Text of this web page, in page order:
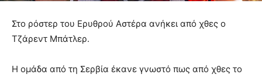
Στο ρόστερ του Ερυθρού Αστέρα ανήκει από χθες ο
Τζάρεντ Μπάτλερ.
Η ομάδα από τη Σερβία έκανε γνωστό πως από χθες το